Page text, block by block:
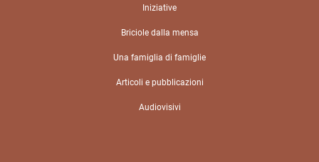
Iniziative
Briciole dalla mensa
Una famiglia di famiglie
Articoli e pubblicazioni
Audiovisivi